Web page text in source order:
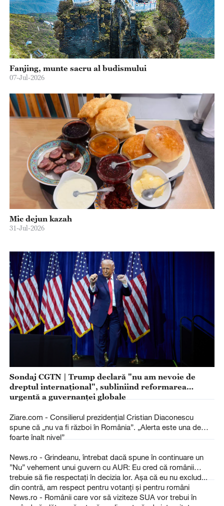
Fanjing, munte sacru al budismului
07-Jul-2026
Mic dejun kazah
31-Jul-2026
Sondaj CGTN | Trump declară "nu am nevoie de
dreptul internațional", subliniind reformarea
urgentă a guvernanței globale
Ziare.com - Consilierul prezidențial Cristian Diaconescu
spune că „nu va fi război în România”. „Alerta este una de
foarte înalt nivel”
News.ro - Grindeanu, întrebat dacă spune în continuare un
”Nu” vehement unui guvern cu AUR: Eu cred că românii
trebuie să fie respectaţi în decizia lor. Aşa că eu nu exclud...
din contră, am respect pentru votanţi şi pentru români
News.ro - Românii care vor să viziteze SUA vor trebui în